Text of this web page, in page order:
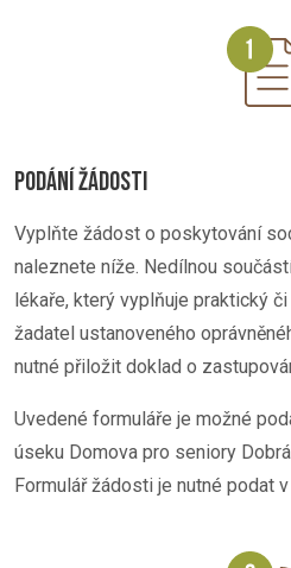
PODÁNÍ ŽÁDOSTI
Vyplňte žádost o poskytování
naleznete níže. Nedílnou
lékaře, který vyplňuje praktický
žadatel ustanoveného
nutné přiložit doklad o
Uvedené formuláře je možné
úseku Domova pro seniory
Formulář žádosti je nutné podat